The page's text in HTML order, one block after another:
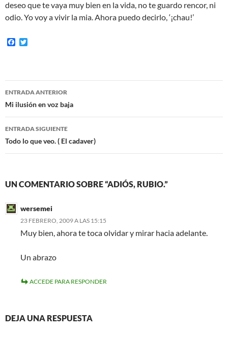
deseo que te vaya muy bien en la vida, no te guardo rencor, ni
odio. Yo voy a vivir la mia. Ahora puedo decirlo, ‘¡chau!’
F
o
o
e
r
Navegación
de
entradas
ENTRADA ANTERIOR
Mi ilusión en voz baja
ENTRADA SIGUIENTE
Todo lo que veo. ( El cadaver)
UN COMENTARIO SOBRE “ADIÓS, RUBIO.”
wersemei
23 FEBRERO, 2009 A LAS 15:15
Muy bien, ahora te toca olvidar y mirar hacia adelante.
Un abrazo
ACCEDE PARA RESPONDER
DEJA UNA RESPUESTA